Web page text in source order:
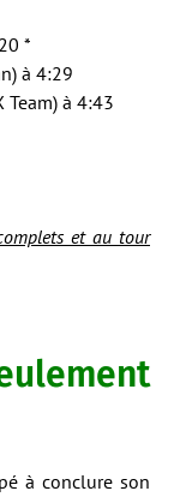
*
à 4:29
Team) à 4:43
et au tour
à conclure son